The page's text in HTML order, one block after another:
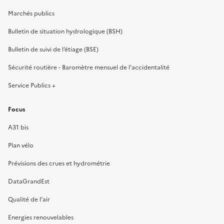
Marchés publics
Bulletin de situation hydrologique (BSH)
Bulletin de suivi de l’étiage (BSE)
Sécurité routière - Baromètre mensuel de l’accidentalité
Service Publics +
Focus
A31 bis
Plan vélo
Prévisions des crues et hydrométrie
DataGrandEst
Qualité de l’air
Energies renouvelables